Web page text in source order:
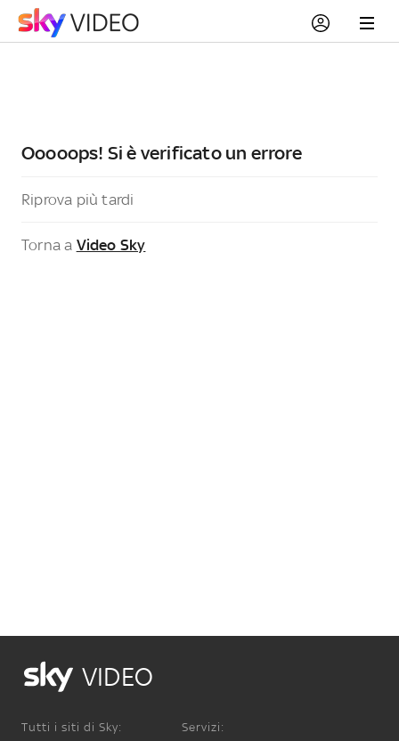
Ooooops! Si è verificato un errore
Riprova più tardi
Torna a Video Sky
VIDEO
Tutti i siti di Sky: Servizi: